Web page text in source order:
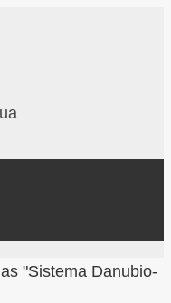
"Sistema Danubio-